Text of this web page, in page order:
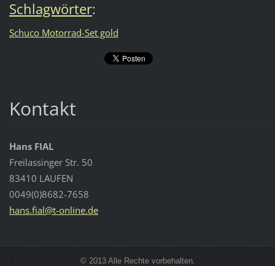
Schlagwörter:
Schuco Motorrad-Set gold
Kontakt
Hans FIAL
Freilassinger Str. 50
83410 LAUFEN
0049(0)8682-7658
hans.fial@t-online.de
© 2013 Alle Rechte vorbehalten.